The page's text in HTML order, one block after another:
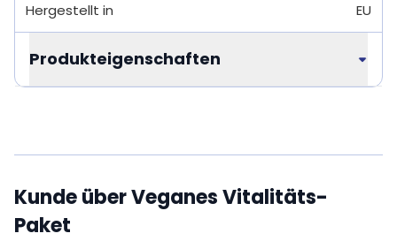
Hergestellt in EU
Produkteigenschaften
Kunde über Veganes Vitalitäts-
Paket